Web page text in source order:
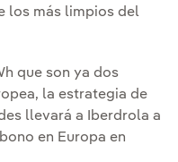
los más limpios del
que son ya dos
la estrategia de
llevará a Iberdrola a
en Europa en